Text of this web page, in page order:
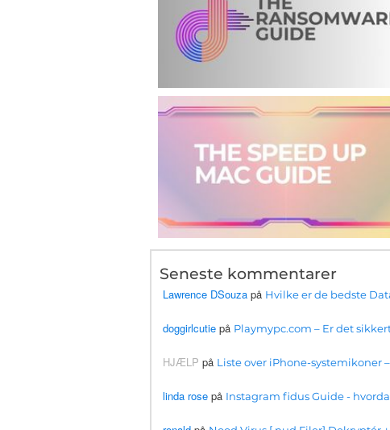
Seneste kommentarer
Lawrence DSouza på Hvilke er de bedste
doggirlcutie på Playmypc.com – Er det
HJÆLP på Liste over iPhone-systemikoner
linda rose på Instagram fidus Guide -